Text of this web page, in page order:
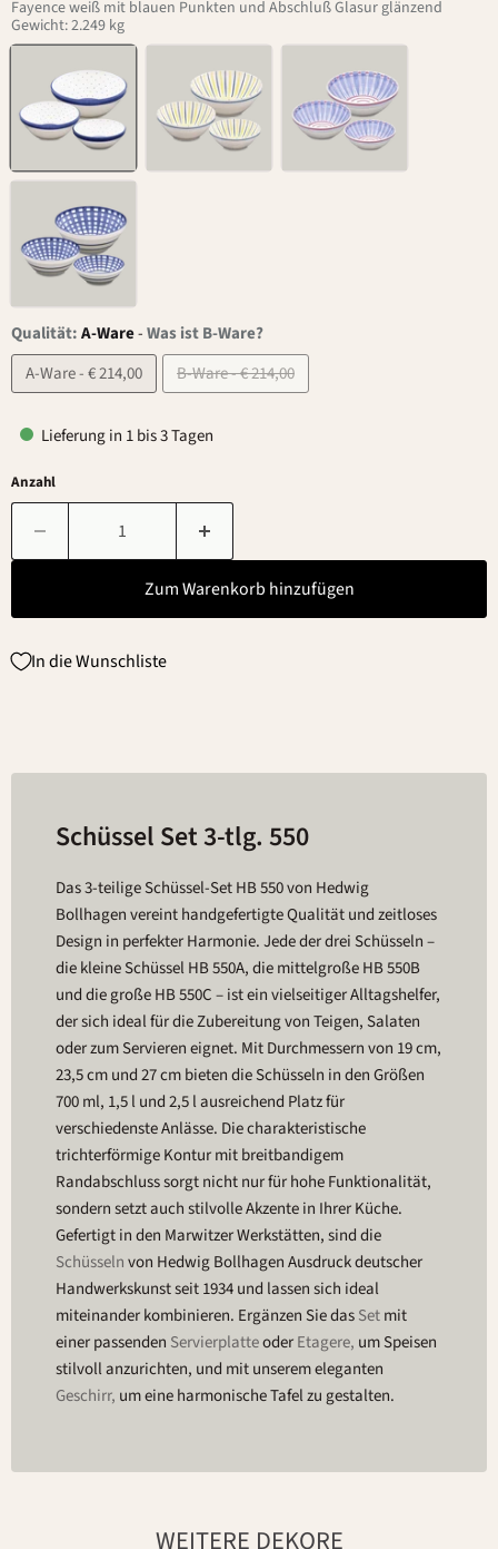
Fayence weiß mit blauen Punkten und Abschluß Glasur glänzend
Gewicht: 2.249 kg
Qualität:A-Ware-Was ist B-Ware?
A-Ware - € 214,00
B-Ware - € 214,00
Lieferung in 1 bis 3 Tagen
Anzahl
Zum Warenkorb hinzufügen
In die Wunschliste
Schüssel Set 3-tlg. 550
Das 3-teilige Schüssel-Set HB 550 von Hedwig
Bollhagen vereint handgefertigte Qualität und zeitloses
Design in perfekter Harmonie. Jede der drei Schüsseln –
die kleine Schüssel HB 550A, die mittelgroße HB 550B
und die große HB 550C – ist ein vielseitiger Alltagshelfer,
der sich ideal für die Zubereitung von Teigen, Salaten
oder zum Servieren eignet. Mit Durchmessern von 19 cm,
23,5 cm und 27 cm bieten die Schüsseln in den Größen
700 ml, 1,5 l und 2,5 l ausreichend Platz für
verschiedenste Anlässe. Die charakteristische
trichterförmige Kontur mit breitbandigem
Randabschluss sorgt nicht nur für hohe Funktionalität,
sondern setzt auch stilvolle Akzente in Ihrer Küche.
Gefertigt in den Marwitzer Werkstätten, sind die
Schüsselnvon Hedwig Bollhagen Ausdruck deutscher
Handwerkskunst seit 1934 und lassen sich ideal
miteinander kombinieren. Ergänzen Sie dasSetmit
einer passenden ServierplatteoderEtagere, um Speisen
stilvoll anzurichten, und mit unserem eleganten
Geschirr, um eine harmonische Tafel zu gestalten.
WEITERE DEKORE